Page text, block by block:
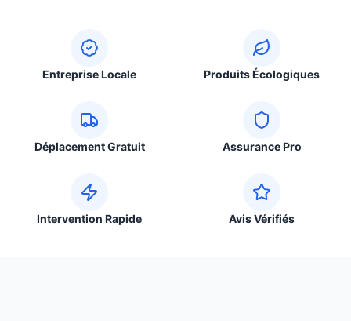
Entreprise Locale Produits Écologiques
Déplacement Gratuit Assurance Pro
Intervention Rapide Avis Vérifiés